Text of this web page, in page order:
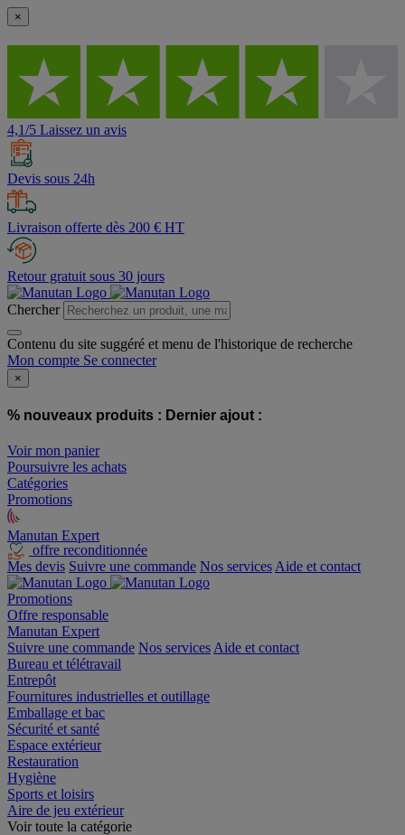
×
4,1/5 Laissez un avis
Devis sous 24h
Livraison offerte dès 200 € HT
Retour gratuit sous 30 jours
Chercher
Contenu du site suggéré et menu de l'historique de recherche
Mon compte Se connecter
×
% nouveaux produits : Dernier ajout :
Voir mon panier
Poursuivre les achats
Catégories
Promotions
Manutan Expert
offre reconditionnée
Mes devis Suivre une commande Nos services Aide et contact
Promotions
Offre responsable
Manutan Expert
Suivre une commande Nos services Aide et contact
Bureau et télétravail
Entrepôt
Fournitures industrielles et outillage
Emballage et bac
Sécurité et santé
Espace extérieur
Restauration
Hygiène
Sports et loisirs
Aire de jeu extérieur
Voir toute la catégorie